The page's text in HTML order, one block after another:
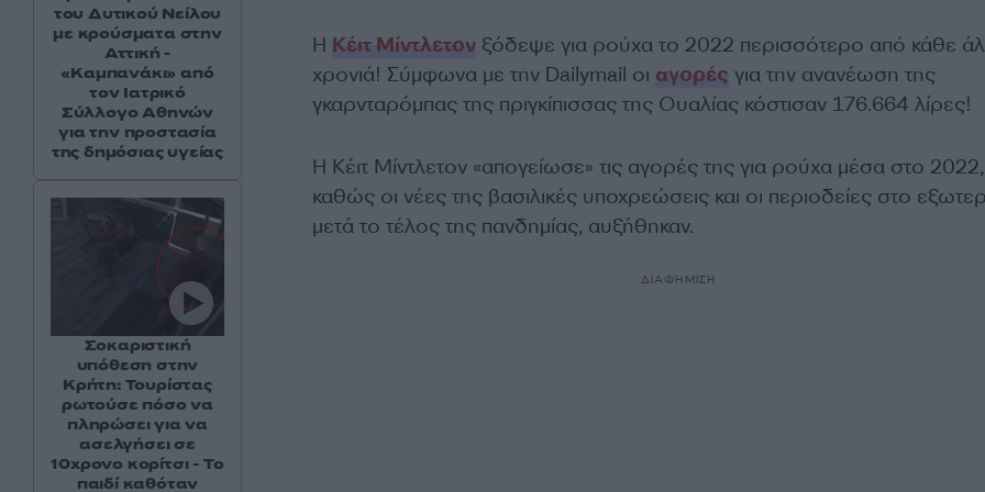
H Κέιτ Μίντλετονξόδεψε για ρούχα το 2022 περισσότερο από κάθε
χρονιά! Σύμφωνα με την Dailymail οι αγορές για την ανανέωση της
γκαρνταρόμπας της πριγκίπισσας της Ουαλίας κόστισαν 176.664 λίρες!
Η Κέιτ Μίντλετον «απογείωσε» τις αγορές της για ρούχα μέσα στο 2022,
καθώς οι νέες της βασιλικές υποχρεώσεις και oι περιοδείες στο
μετά το τέλος της πανδημίας, αυξήθηκαν.
ΔΙΑΦΗΜΙΣΗ
του Δυτικού Νείλου
με κρούσματα στην
Αττική -
«Καμπανάκι» από
τον Ιατρικό
Σύλλογο Αθηνών
για την προστασία
της δημόσιας υγείας
Σοκαριστική
υπόθεση στην
Κρήτη: Τουρίστας
ρωτούσε πόσο να
πληρώσει για να
ασελγήσει σε
10χρονο κορίτσι - Το
παιδί καθόταν